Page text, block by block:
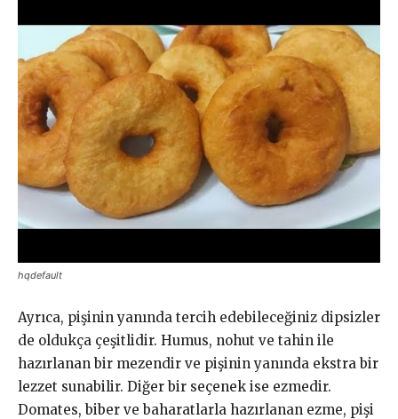
hqdefault
Ayrıca, pişinin yanında tercih edebileceğiniz dipsizler
de oldukça çeşitlidir. Humus, nohut ve tahin ile
hazırlanan bir mezendir ve pişinin yanında ekstra bir
lezzet sunabilir. Diğer bir seçenek ise ezmedir.
Domates, biber ve baharatlarla hazırlanan ezme, pişi